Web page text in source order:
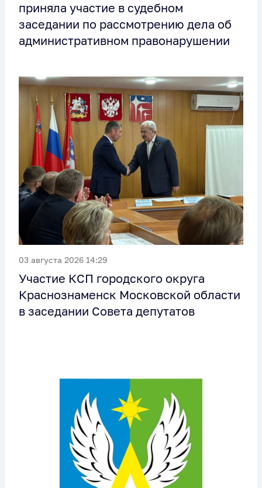
приняла участие в судебном
заседании по рассмотрению дела об
административном правонарушении
03 августа 2026 14:29
Участие КСП городского округа
Краснознаменск Московской области
в заседании Совета депутатов